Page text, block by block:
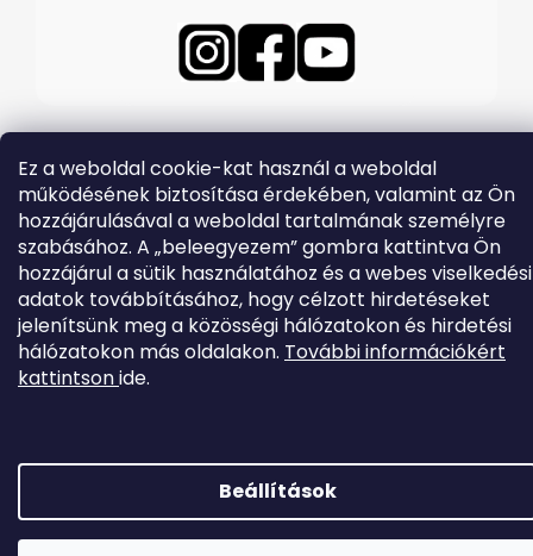
Ez a weboldal cookie-kat használ a weboldal
működésének biztosítása érdekében, valamint az Ön
hozzájárulásával a weboldal tartalmának személyre
szabásához. A „beleegyezem” gombra kattintva Ön
hozzájárul a sütik használatához és a webes viselkedési
adatok továbbításához, hogy célzott hirdetéseket
jelenítsünk meg a közösségi hálózatokon és hirdetési
hálózatokon más oldalakon. További információkért
kattintsonide.
Beállítások
Shoptet készítette
Copyright 2026EVOLVEO.hu. Minden jog fenntartva.